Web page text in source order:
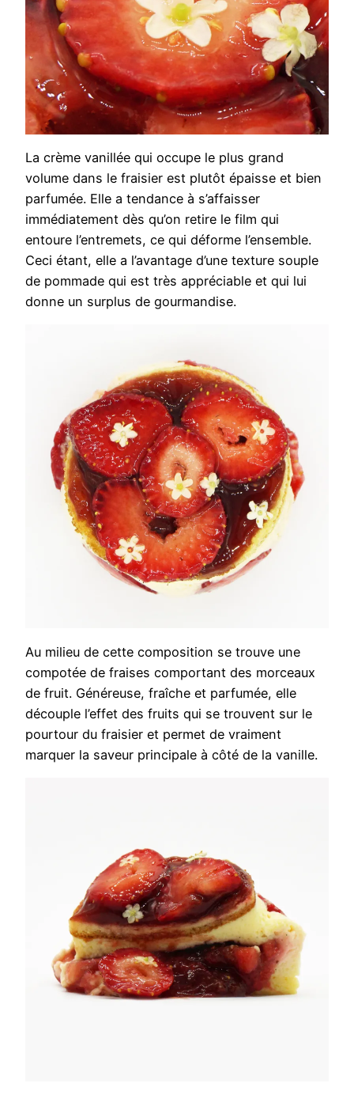
La crème vanillée qui occupe le plus grand
volume dans le fraisier est plutôt épaisse et bien
parfumée. Elle a tendance à s’affaisser
immédiatement dès qu’on retire le film qui
entoure l’entremets, ce qui déforme l’ensemble.
Ceci étant, elle a l’avantage d’une texture souple
de pommade qui est très appréciable et qui lui
donne un surplus de gourmandise.
Au milieu de cette composition se trouve une
compotée de fraises comportant des morceaux
de fruit. Généreuse, fraîche et parfumée, elle
découple l’effet des fruits qui se trouvent sur le
pourtour du fraisier et permet de vraiment
marquer la saveur principale à côté de la vanille.